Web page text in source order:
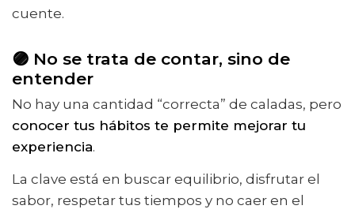
cuente.
🟣 No se trata de contar, sino de
entender
No hay una cantidad “correcta” de caladas, pero
conocer tus hábitos te permite mejorar tu
experiencia.
La clave está en buscar equilibrio, disfrutar el
sabor, respetar tus tiempos y no caer en el